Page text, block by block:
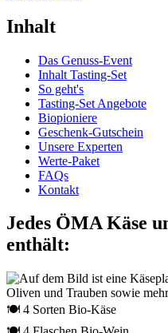
Inhalt
Das Genuss-Event
Inhalt Tasting-Set
So geht's
Tasting-Set Angebote
Biopioniere
Geschenk-Gutschein
Unsere Experten
Werte-Paket
FAQs
Kontakt
Jedes ÖMA Käse
enthält:
🍽 4 Sorten Bio-Käse